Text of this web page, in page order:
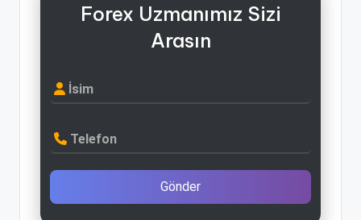
Forex Uzmanımız Sizi
Arasın
İsim
Telefon
Gönder